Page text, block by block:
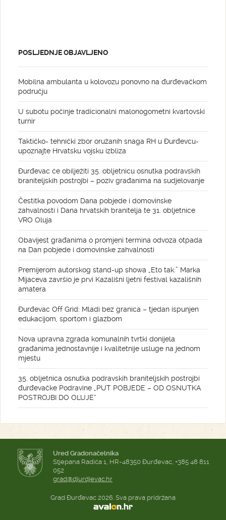
POSLJEDNJE OBJAVLJENO
Mobilna ambulanta u kolovozu ponovno na đurđevačkom
području
U subotu počinje tradicionalni malonogometni kvartovski
turnir
Taktičko- tehnički zbor oružanih snaga RH u Đurđevcu-
upoznajte Hrvatsku vojsku izbliza
Đurđevac će obilježiti 35. obljetnicu osnutka podravskih
braniteljskih postrojbi – poziv građanima na sudjelovanje
Čestitka povodom Dana pobjede i domovinske
zahvalnosti i Dana hrvatskih branitelja te 31. obljetnice
VRO Oluja
Obavijest građanima o promjeni termina odvoza otpada
na Dan pobjede i domovinske zahvalnosti
Premijerom autorskog stand-up showa „Eto tak.” Marka
Mijaceva završio je prvi Kazališni ljetni festival kazališnih
amatera
Đurđevac Off Grid: Mladi bez granica – tjedan ispunjen
edukacijom, sportom i glazbom
Nova upravna zgrada komunalnih tvrtki donijela
građanima jednostavnije i kvalitetnije usluge na jednom
mjestu
35. obljetnica osnutka podravskih braniteljskih postrojbi
đurđevačke Podravine „PUT POBJEDE – OD OSNUTKA
POSTROJBI DO OLUJE“
Ured Gradonačelnika
Stjepana Radića 1, HR-48350 Đurđevac, +385 48 811
052
grad@djurdjevac.hr
Grad Đurđevac 2026. Sva prava pridržana